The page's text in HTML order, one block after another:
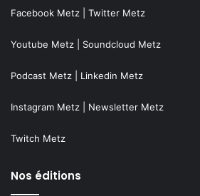
Facebook Metz Twitter Metz
Youtube Metz Soundcloud Metz
Podcast Metz Linkedin Metz
Instagram Metz Newsletter Metz
Twitch Metz
Nos éditions